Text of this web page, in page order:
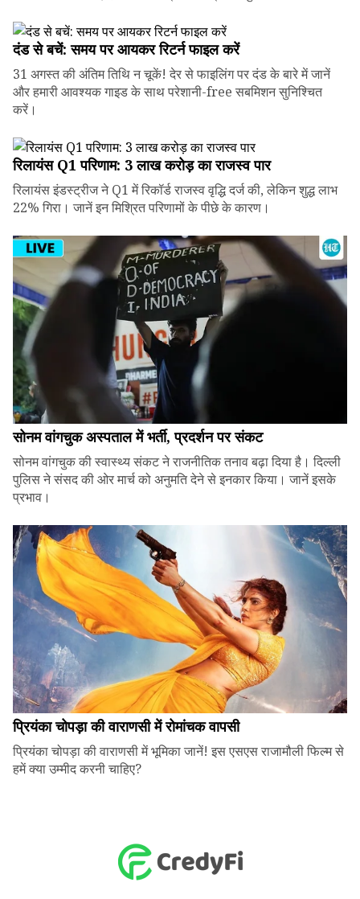
दंड से बचें: समय पर आयकर रिटर्न फाइल करें
31 अगस्त की अंतिम तिथि न चूकें! देर से फाइलिंग पर दंड के बारे में जानें
और हमारी आवश्यक गाइड के साथ परेशानी-free सबमिशन सुनिश्चित
करें।
रिलायंस Q1 परिणाम: ₹3 लाख करोड़ का राजस्व पार
रिलायंस इंडस्ट्रीज ने Q1 में रिकॉर्ड राजस्व वृद्धि दर्ज की, लेकिन शुद्ध लाभ
22% गिरा। जानें इन मिश्रित परिणामों के पीछे के कारण।
सोनम वांगचुक अस्पताल में भर्ती, प्रदर्शन पर संकट
सोनम वांगचुक की स्वास्थ्य संकट ने राजनीतिक तनाव बढ़ा दिया है। दिल्ली
पुलिस ने संसद की ओर मार्च को अनुमति देने से इनकार किया। जानें इसके
प्रभाव।
प्रियंका चोपड़ा की वाराणसी में रोमांचक वापसी
प्रियंका चोपड़ा की वाराणसी में भूमिका जानें! इस एसएस राजामौली फिल्म से
हमें क्या उम्मीद करनी चाहिए?